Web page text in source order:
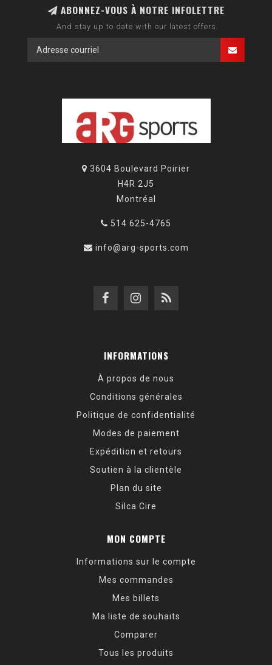
ABONNEZ-VOUS À NOTRE INFOLETTRE
And stay up to date with our latest offers
3604 Boulevard Poirier
H4R 2J5
Montréal
514 625-4765
info@arg-sports.com
INFORMATIONS
À propos de nous
Conditions générales
Politique de confidentialité
Modes de paiement
Expédition et retours
Soutien à la clientèle
Plan du site
Silca Cire
MON COMPTE
Informations sur le compte
Mes commandes
Mes billets
Ma liste de souhaits
Comparer
Tous les produits